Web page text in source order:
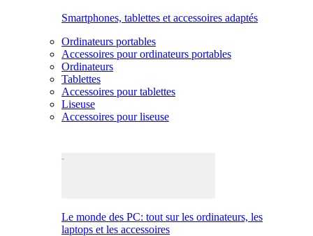
Smartphones, tablettes et accessoires adaptés
Ordinateurs portables
Accessoires pour ordinateurs portables
Ordinateurs
Tablettes
Accessoires pour tablettes
Liseuse
Accessoires pour liseuse
Le monde des PC: tout sur les ordinateurs, les
laptops et les accessoires